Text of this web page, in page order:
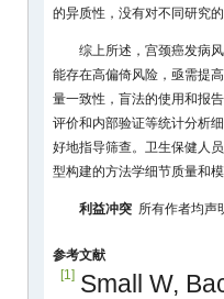
的异质性，没有对不同研究
综上所述，宫颈癌发病
能存在高偏倚风险，亟需提
量一致性，盲法的使用和报
评价和内部验证等统计分析
好地指导筛查。卫生保健人
型构建的方法学细节质量和
利益冲突 所有作者均声
参考文献
[1] Small W,